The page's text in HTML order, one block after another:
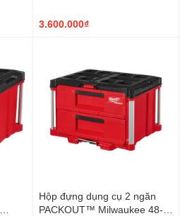
3.600.000₫
Hộp đựng dụng cụ 2 ngăn
PACKOUT™ Milwaukee 48-